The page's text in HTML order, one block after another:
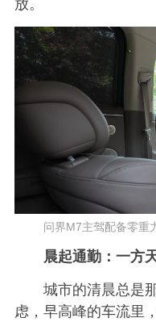
放。
问界M7主驾配备零重
晨起通勤：一方
城市的清晨总是
虑，早高峰的车流里